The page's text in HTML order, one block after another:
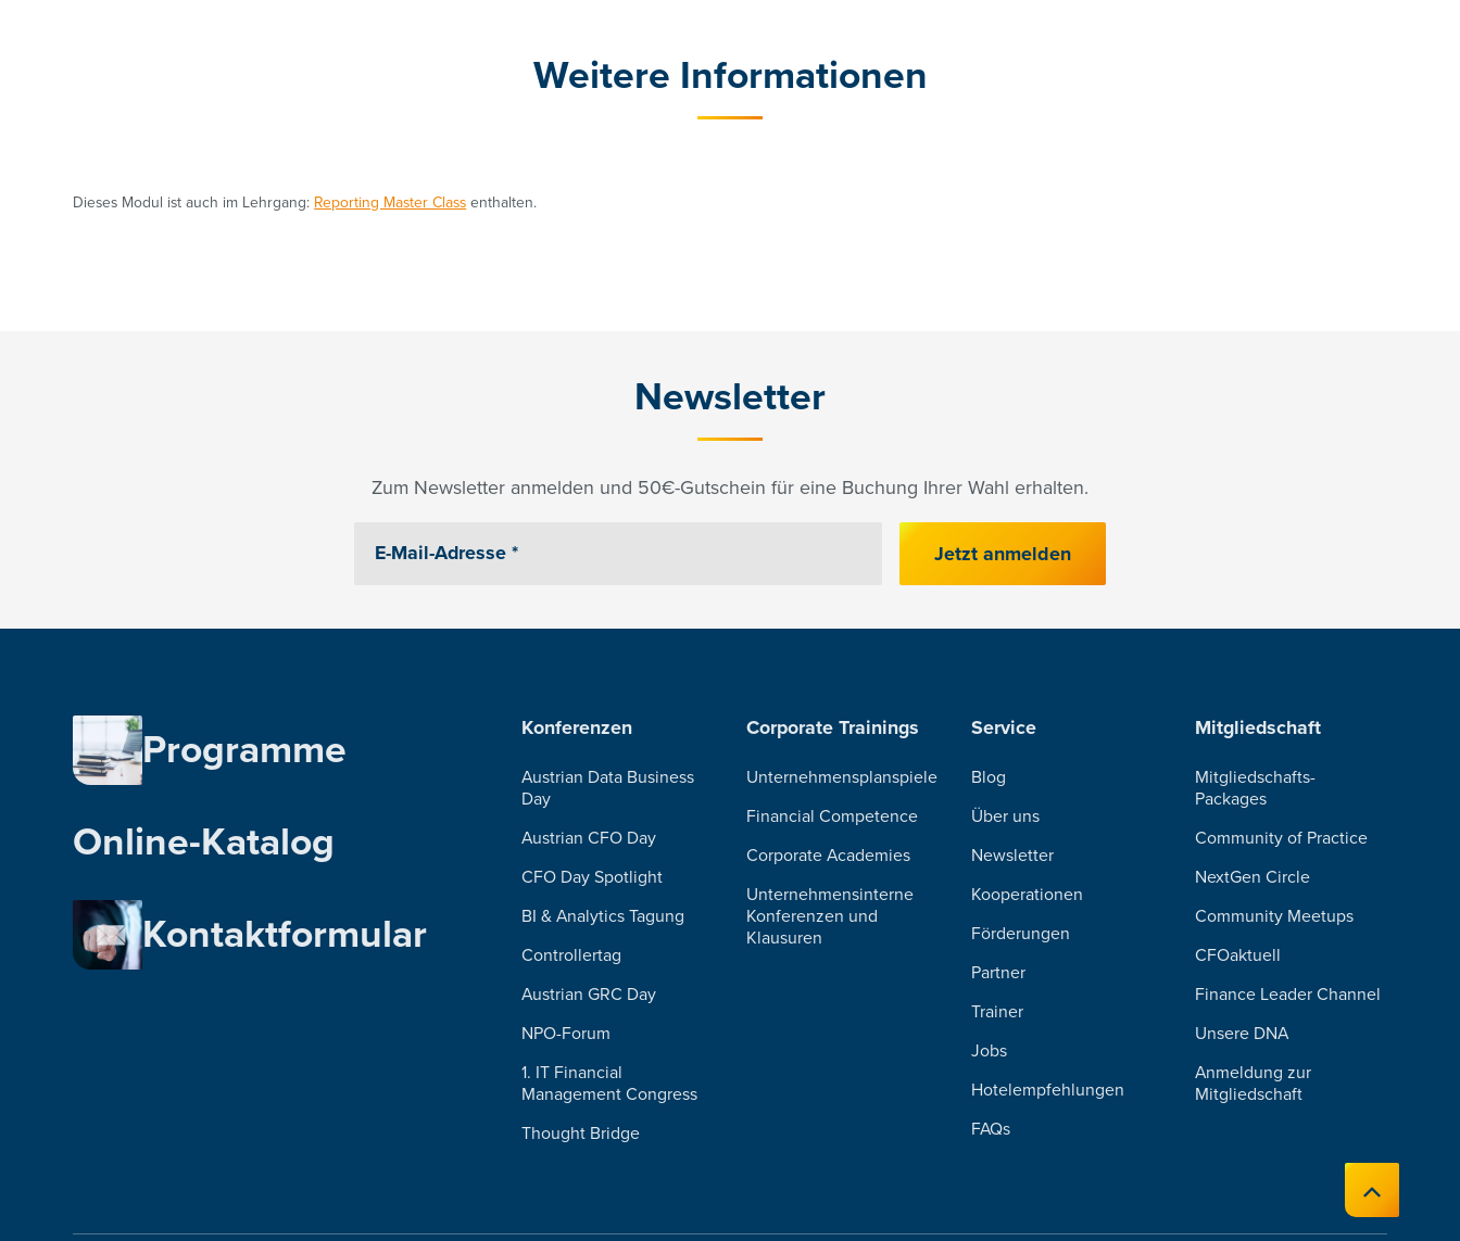
Weitere Informationen
Dieses Modul ist auch im Lehrgang: Reporting Master Class enthalten.
Newsletter
Zum Newsletter anmelden und 50€-Gutschein für eine Buchung Ihrer Wahl erhalten.
Jetzt anmelden
Programme
Online-Katalog
Kontaktformular
Konferenzen
Austrian Data Business
Day
Austrian CFO Day
CFO Day Spotlight
BI & Analytics Tagung
Controllertag
Austrian GRC Day
NPO-Forum
1. IT Financial
Management Congress
Thought Bridge
Corporate Trainings
Unternehmensplanspiele
Financial Competence
Corporate Academies
Unternehmensinterne
Konferenzen und
Klausuren
Service
Blog
Über uns
Newsletter
Kooperationen
Förderungen
Partner
Trainer
Jobs
Hotelempfehlungen
FAQs
Mitgliedschaft
Mitgliedschafts-
Packages
Community of Practice
NextGen Circle
Community Meetups
CFOaktuell
Finance Leader Channel
Unsere DNA
Anmeldung zur
Mitgliedschaft